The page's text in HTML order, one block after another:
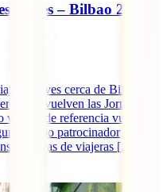
Viajes – Bilbao 2019
y vives cerca de Bilbao,
¡vuelven las Jornadas
de referencia vuelve
como patrocinador
de viajeras [...]